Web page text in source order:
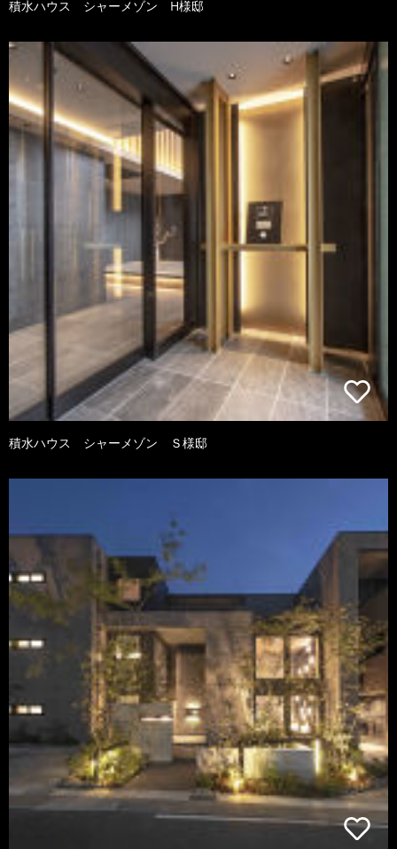
積水ハウス シャーメゾン H様邸
積水ハウス シャーメゾン Ｓ様邸